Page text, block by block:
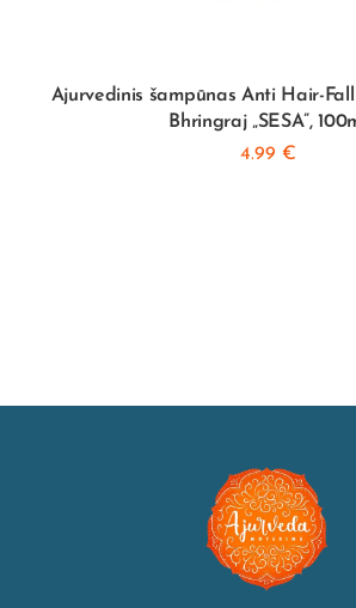
Ajurvedinis šampūnas Anti Hair-
Bhringraj „SESA”,
4.99 €